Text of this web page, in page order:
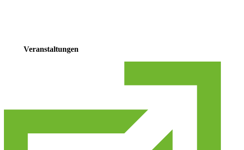
Veranstaltungen